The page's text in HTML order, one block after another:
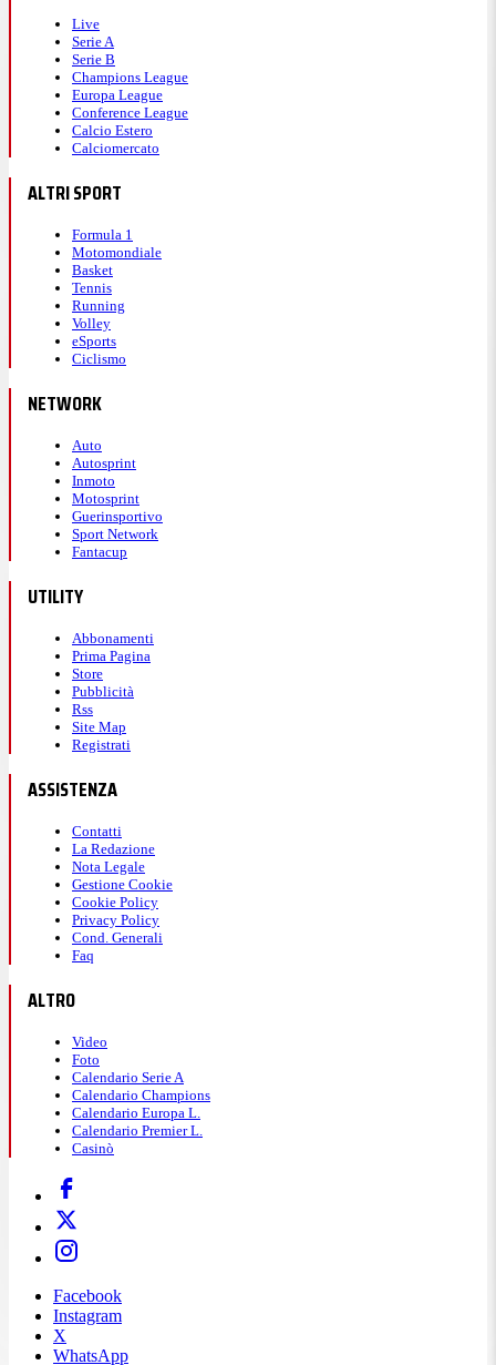
Live
Serie A
Serie B
Champions League
Europa League
Conference League
Calcio Estero
Calciomercato
ALTRI SPORT
Formula 1
Motomondiale
Basket
Tennis
Running
Volley
eSports
Ciclismo
NETWORK
Auto
Autosprint
Inmoto
Motosprint
Guerinsportivo
Sport Network
Fantacup
UTILITY
Abbonamenti
Prima Pagina
Store
Pubblicità
Rss
Site Map
Registrati
ASSISTENZA
Contatti
La Redazione
Nota Legale
Gestione Cookie
Cookie Policy
Privacy Policy
Cond. Generali
Faq
ALTRO
Video
Foto
Calendario Serie A
Calendario Champions
Calendario Europa L.
Calendario Premier L.
Casinò
Facebook
Instagram
X
WhatsApp